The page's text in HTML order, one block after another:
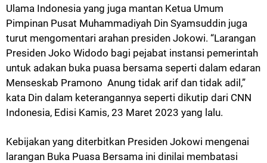
Ulama Indonesia yang juga mantan Ketua Umum
Pimpinan Pusat Muhammadiyah Din Syamsuddin juga
turut mengomentari arahan presiden Jokowi. “Larangan
Presiden Joko Widodo bagi pejabat instansi pemerintah
untuk adakan buka puasa bersama seperti dalam edaran
Menseskab Pramono Anung tidak arif dan tidak adil,”
kata Din dalam keterangannya seperti dikutip dari CNN
Indonesia, Edisi Kamis, 23 Maret 2023 yang lalu.
Kebijakan yang diterbitkan Presiden Jokowi mengenai
larangan Buka Puasa Bersama ini dinilai membatasi